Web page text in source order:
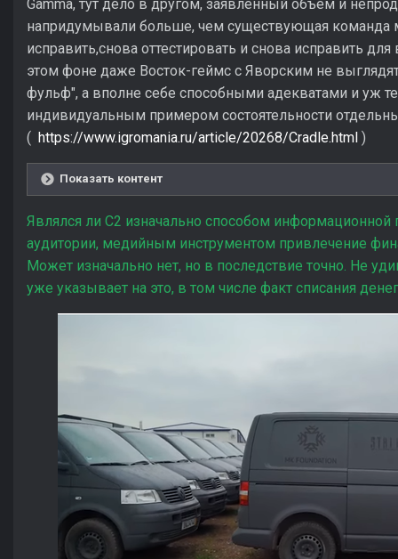
Gamma, тут дело в другом, заявленный объем и
напридумывали больше, чем существующая команда
исправить,снова оттестировать и снова исправить
этом фоне даже Восток-геймс с Яворским не
фульф", а вполне себе способными адекватами и уж
индивидуальным примером состоятельности
( https://www.igromania.ru/article/20268/Cradle.html )
Показать контент
Являлся ли С2 изначально способом информационной
аудитории, медийным инструментом привлечение
Может изначально нет, но в последствие точно. Не
уже указывает на это, в том числе факт списания